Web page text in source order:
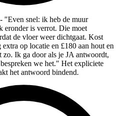
"Even snel: ik heb de muur
eronder is verrot. Die moet
de vloer weer dichtgaat. Kost
extra op locatie en £180 aan hout en
zo. Ik ga door als je JA antwoordt,
we het." Het expliciete
het antwoord bindend.